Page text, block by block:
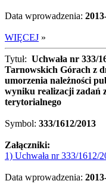
Data wprowadzenia:
WIĘCEJ »
Tytuł: Uchwała nr 333/
Tarnowskich Górach z
umorzenia należności
wyniku realizacji zadań
terytorialnego
Symbol: 333/1612/2013
Załączniki:
1) Uchwała nr 333/1612/
Data wprowadzenia: